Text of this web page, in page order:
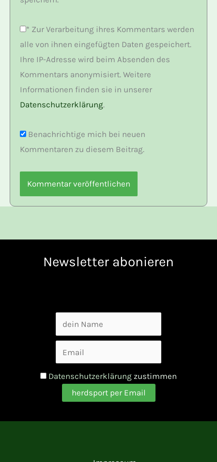
* Zur Verarbeitung ihres Kommentars werden
alle von ihnen eingefügten Daten gespeichert.
Ihre IP-Adresse wird beim Absenden des
Kommentars anonymisiert. Weitere
Informationen finden sie in unserer
Datenschutzerklärung.
Benachrichtige mich bei neuen
Kommentaren zu diesem Beitrag.
Newsletter abonieren
Datenschutzerklärung zustimmen